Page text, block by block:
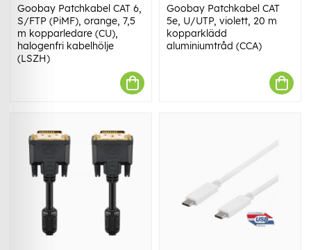
Goobay Patchkabel CAT 6,
S/FTP (PiMF), orange, 7,5
m kopparledare (CU),
halogenfri kabelhölje
(LSZH)
Goobay Patchkabel CAT
5e, U/UTP, violett, 20 m
kopparklädd
aluminiumtråd (CCA)